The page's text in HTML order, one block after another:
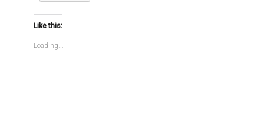
Like this:
Loading...